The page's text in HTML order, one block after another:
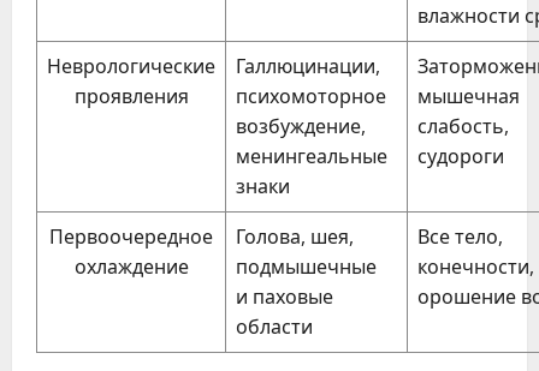
влажности
Неврологические
проявления
Галлюцинации,
психомоторное
возбуждение,
менингеальные
знаки
мышечная
слабость,
судороги
Первоочередное
охлаждение
Голова, шея,
подмышечные
и паховые
области
Все тело,
конечности,
орошение